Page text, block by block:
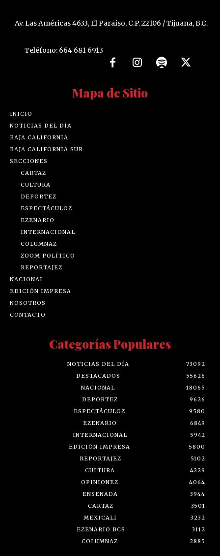
Av. Las Américas 4633, El Paraíso, C.P. 22106 / Tijuana, B.C.
Teléfono: 664 681 6913
Mapa de Sitio
INICIO
NOTICIAS DEL DÍA
BAJA CALIFORNIA
BAJA CALIFORNIA SUR
SECCIONES
CARTAZ
CULTURA
DEPORTEZ
ESPECTÁCULOZ
EZENARIO
INTERNACIONAL
COLUMNAZ
ZOOM POLÍTICO
REPORTAJEZ
NACIONAL
EDICIÓN IMPRESA
NOSOTROS
CONTACTO
Categorías Populares
NOTICIAS DEL DÍA
73092
DESTACADOS
55626
NACIONAL
18065
DEPORTEZ
9626
ESPECTÁCULOZ
9580
EZENARIO
6849
INTERNACIONAL
5942
EDICIÓN IMPRESA
5800
REPORTAJEZ
5102
CULTURA
4229
OPINIONEZ
4064
ENSENADA
3944
CARTAZ
3501
MEXICALI
3232
EZENARIO BCS
3112
COLUMNAZ
2885